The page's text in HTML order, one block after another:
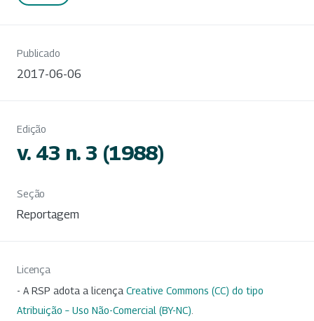
Publicado
2017-06-06
Edição
v. 43 n. 3 (1988)
Seção
Reportagem
Licença
- A RSP adota a licença Creative Commons (CC) do tipo
Atribuição – Uso Não-Comercial (BY-NC)